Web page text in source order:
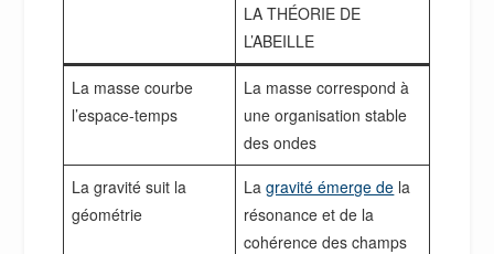
LA THÉORIE DE
L’ABEILLE
La masse courbe
l’espace-temps
La masse correspond à
une organisation stable
des ondes
La gravité suit la
géométrie
Lagravité émerge de la
résonance et de la
cohérence des champs